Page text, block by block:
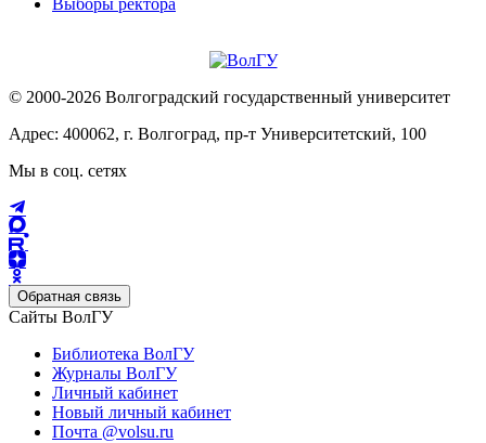
Выборы ректора
© 2000-2026 Волгоградский государственный университет
Адрес: 400062, г. Волгоград, пр-т Университетский, 100
Мы в соц. сетях
Обратная связь
Сайты ВолГУ
Библиотека ВолГУ
Журналы ВолГУ
Личный кабинет
Новый личный кабинет
Почта @volsu.ru